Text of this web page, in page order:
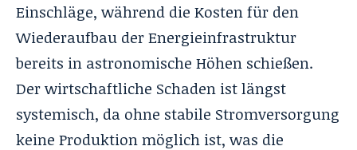
Einschläge, während die Kosten für den
Wiederaufbau der Energieinfrastruktur
bereits in astronomische Höhen schießen.
Der wirtschaftliche Schaden ist längst
systemisch, da ohne stabile Stromversorgung
keine Produktion möglich ist, was die